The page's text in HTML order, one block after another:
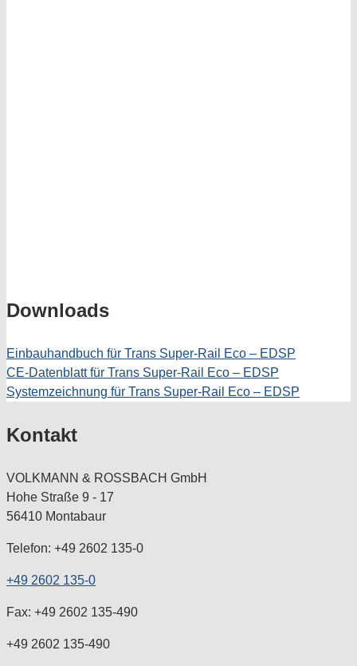
Downloads
Einbauhandbuch für Trans Super-Rail Eco – EDSP
CE-Datenblatt für Trans Super-Rail Eco – EDSP
Systemzeichnung für Trans Super-Rail Eco – EDSP
Kontakt
VOLKMANN & ROSSBACH GmbH
Hohe Straße 9 - 17
56410 Montabaur
Telefon: +49 2602 135-0
+49 2602 135-0
Fax: +49 2602 135-490
+49 2602 135-490